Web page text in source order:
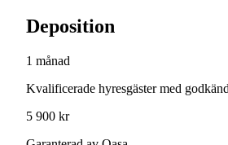
Deposition
1 månad
Kvalificerade hyresgäster med
5 900 kr